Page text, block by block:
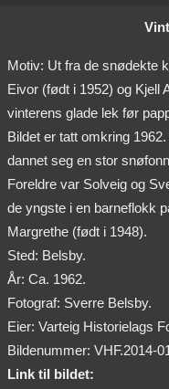
Motiv: Ut fra de snødekte
Eivor (født i 1952) og Kjell
vinterens glade lek før
Bildet er tatt omkring
dannet seg en stor
Foreldre var Solveig og
de yngste i en barneflokk
Margrethe (født i 1948).
Sted: Belsby.
År: Ca. 1962.
Fotograf: Sverre Belsby.
Eier: Varteig Historielags
Bildenummer: VHF.2014-
Link til bildet: